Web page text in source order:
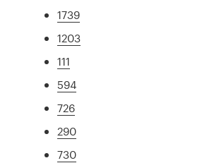
1739
1203
111
594
726
290
730